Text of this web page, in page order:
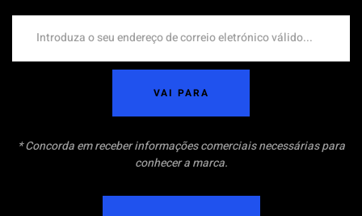
VAI PARA
* Concorda em receber informações comerciais necessárias para
conhecer a marca.